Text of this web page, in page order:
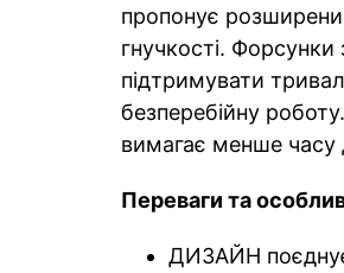
пропонує
гнучкості.
підтримувати
безперебійну
вимагає менше часу
Переваги та
ДИЗАЙН поєднує